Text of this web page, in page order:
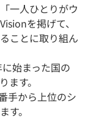
一人ひとりがウ
を掲げて、
ことに取り組ん
始まった国の
す。
手から上位のシ
す。